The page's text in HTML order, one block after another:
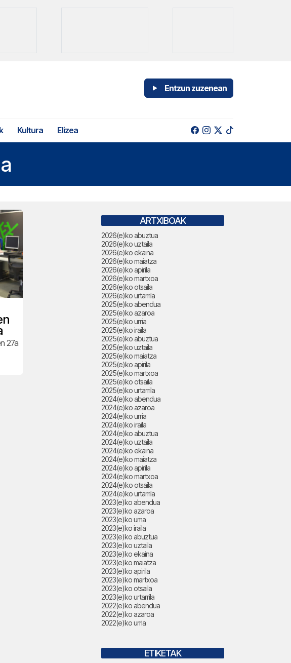
Entzun zuzenean
Kultura Elizea
27a
ARTXIBOAK
2026(e)ko abuztua
2026(e)ko uztaila
2026(e)ko ekaina
2026(e)ko maiatza
2026(e)ko apirila
2026(e)ko martxoa
2026(e)ko otsaila
2026(e)ko urtarrila
2025(e)ko abendua
2025(e)ko azaroa
2025(e)ko urria
2025(e)ko iraila
2025(e)ko abuztua
2025(e)ko uztaila
2025(e)ko maiatza
2025(e)ko apirila
2025(e)ko martxoa
2025(e)ko otsaila
2025(e)ko urtarrila
2024(e)ko abendua
2024(e)ko azaroa
2024(e)ko urria
2024(e)ko iraila
2024(e)ko abuztua
2024(e)ko uztaila
2024(e)ko ekaina
2024(e)ko maiatza
2024(e)ko apirila
2024(e)ko martxoa
2024(e)ko otsaila
2024(e)ko urtarrila
2023(e)ko abendua
2023(e)ko azaroa
2023(e)ko urria
2023(e)ko iraila
2023(e)ko abuztua
2023(e)ko uztaila
2023(e)ko ekaina
2023(e)ko maiatza
2023(e)ko apirila
2023(e)ko martxoa
2023(e)ko otsaila
2023(e)ko urtarrila
2022(e)ko abendua
2022(e)ko azaroa
2022(e)ko urria
ETIKETAK